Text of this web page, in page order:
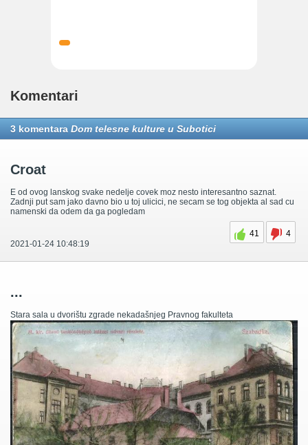
Komentari
3 komentara Dom telesne kulture u Subotici
Croat
E od ovog lanskog svake nedelje covek moz nesto interesantno saznat.
Zadnji put sam jako davno bio u toj ulicici, ne secam se tog objekta al sad cu
namenski da odem da ga pogledam
41
4
2021-01-24 10:48:19
...
Stara sala u dvorištu zgrade nekadašnjeg Pravnog fakulteta